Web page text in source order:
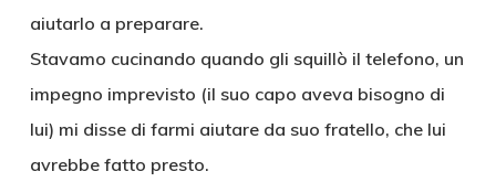
aiutarlo a preparare.
Stavamo cucinando quando gli squillò il telefono, un
impegno imprevisto (il suo capo aveva bisogno di
lui) mi disse di farmi aiutare da suo fratello, che lui
avrebbe fatto presto.